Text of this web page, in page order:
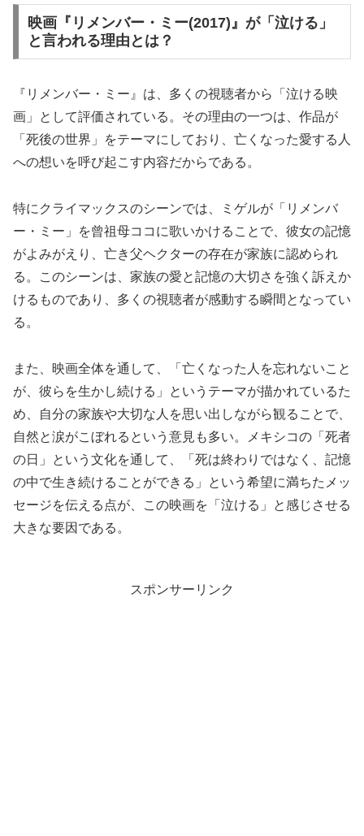
映画『リメンバー・ミー(2017)』が「泣ける」
と言われる理由とは？
『リメンバー・ミー』は、多くの視聴者から「泣ける映
画」として評価されている。その理由の一つは、作品が
「死後の世界」をテーマにしており、亡くなった愛する人
への想いを呼び起こす内容だからである。
特にクライマックスのシーンでは、ミゲルが「リメンバ
ー・ミー」を曾祖母ココに歌いかけることで、彼女の記憶
がよみがえり、亡き父ヘクターの存在が家族に認められ
る。このシーンは、家族の愛と記憶の大切さを強く訴えか
けるものであり、多くの視聴者が感動する瞬間となってい
る。
また、映画全体を通して、「亡くなった人を忘れないこと
が、彼らを生かし続ける」というテーマが描かれているた
め、自分の家族や大切な人を思い出しながら観ることで、
自然と涙がこぼれるという意見も多い。メキシコの「死者
の日」という文化を通して、「死は終わりではなく、記憶
の中で生き続けることができる」という希望に満ちたメッ
セージを伝える点が、この映画を「泣ける」と感じさせる
大きな要因である。
スポンサーリンク